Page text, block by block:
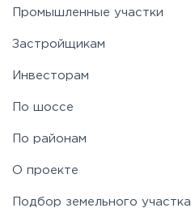
Промышленные участки
Застройщикам
Инвесторам
По шоссе
По районам
О проекте
Подбор земельного участка